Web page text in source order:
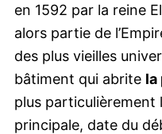
en 1592 par la reine
alors partie de
des plus vieilles
bâtiment qui abrite la
plus particulièrement
principale, date du